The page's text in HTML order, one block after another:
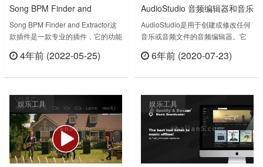
Song BPM Finder and
Extractor从音乐或声音文件获
取BPM计数
Song BPM Finder and Extractor这
款插件是一款专业的插件，它的功能
数。（BPM是一分钟里歌曲拍子的
这个数量的单位便是BPM,它用于描
述歌曲的速度。）通过这个插件可以
查找每个音乐或声音文件的BPM计
数，使用插件可以提取BPM并找到
节拍的……
4年前 (2022-05-25)
AudioStudio 音频编辑器和音乐
编辑器
AudioStudio是用于创建或修改任何
音乐或音频文件的音频编辑器。它
RedcoolMedia平台的集成。该集成
或WAV URL链接。- 音频编辑器创建
的MP3和WAV创建可以使用由
RedcoolMedia托管的云平台共享。
此外，AudioSt……
6年前 (2020-07-23)
娱乐工具 娱乐工具